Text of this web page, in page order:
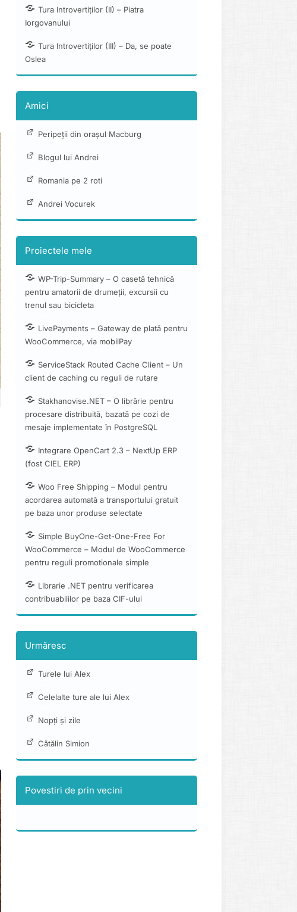
Tura Introvertiților (II) – Piatra
Iorgovanului
Tura Introvertiților (III) – Da, se poate
Oslea
Amici
Peripeții din orașul Macburg
Blogul lui Andrei
Romania pe 2 roti
Andrei Vocurek
Proiectele mele
WP-Trip-Summary – O casetă tehnică
pentru amatorii de drumeții, excursii cu
trenul sau bicicleta
LivePayments – Gateway de plată pentru
WooCommerce, via mobilPay
ServiceStack Routed Cache Client – Un
client de caching cu reguli de rutare
Stakhanovise.NET – O librărie pentru
procesare distribuită, bazată pe cozi de
mesaje implementate în PostgreSQL
Integrare OpenCart 2.3 – NextUp ERP
(fost CIEL ERP)
Woo Free Shipping – Modul pentru
acordarea automată a transportului gratuit
pe baza unor produse selectate
Simple BuyOne-Get-One-Free For
WooCommerce – Modul de WooCommerce
pentru reguli promotionale simple
Librarie .NET pentru verificarea
contribuabililor pe baza CIF-ului
Urmăresc
Turele lui Alex
Celelalte ture ale lui Alex
Nopți și zile
Cătălin Simion
Povestiri de prin vecini